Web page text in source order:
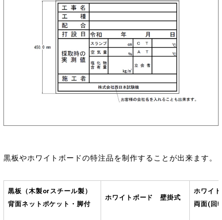
黒板やホワイトボードの特注品を制作することが出来ます。
黒板（木製orスチール製）
背面ネットポケット・脚付
ホワイトボード 壁掛式
ホワイ
両面(回